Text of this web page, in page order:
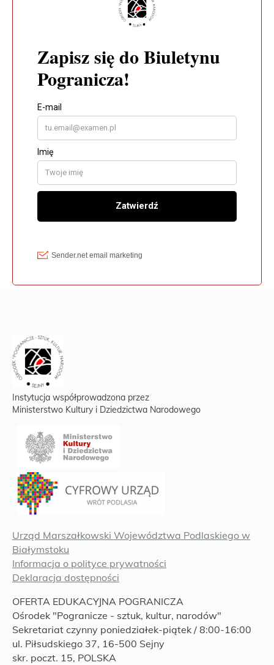
Instytucja współprowadzona przez
Ministerstwo Kultury i Dziedzictwa Narodowego
Urząd Marszałkowski Województwa Podlaskiego w
Białymstoku
Informacja o polityce prywatności
Deklaracja dostępności
OFERTA EDUKACYJNA POGRANICZA
Ośrodek "Pogranicze - sztuk, kultur, narodów"
Sekretariat czynny poniedziałek-piątek / 8:00-16:00
ul. Piłsudskiego 37, 16-500 Sejny
skr. poczt. 15, POLSKA